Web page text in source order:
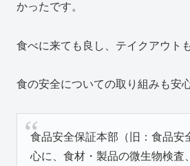
かったです。
食べに来ても良し、テイクアウト
食の安全についての取り組みも安
食品安全保証本部（旧：食品安
心に、食材・製品の微生物検査